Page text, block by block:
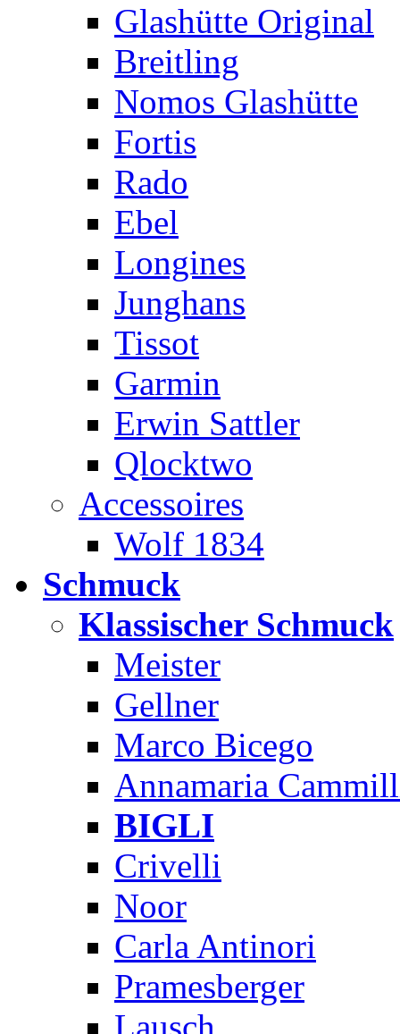
Glashütte Original
Breitling
Nomos Glashütte
Fortis
Rado
Ebel
Longines
Junghans
Tissot
Garmin
Erwin Sattler
Qlocktwo
Accessoires
Wolf 1834
Schmuck
Klassischer Schmuck
Meister
Gellner
Marco Bicego
Annamaria
BIGLI
Crivelli
Noor
Carla Antinori
Pramesberger
Lausch